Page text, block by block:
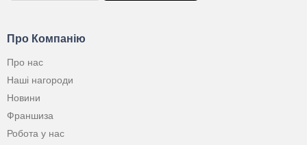
Про Компанію
Про нас
Наші нагороди
Новини
Франшиза
Робота у нас